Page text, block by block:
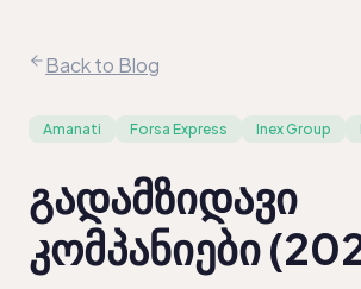
Back to Blog
Amanati Forsa Express Inex Group
გადამზიდავი
კომპანიები